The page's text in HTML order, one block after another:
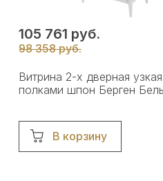
105 761 руб.
98 358 руб.
Витрина 2-х дверная
полками шпон Берген
В корзину